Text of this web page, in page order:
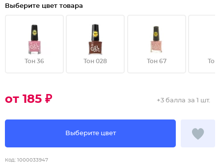
Выберите цвет товара
Тон 36 Тон 028 Тон 67 Тон
от 185 ₽
Выберите цвет
+3 балла за 1 шт.
Код: 1000033947